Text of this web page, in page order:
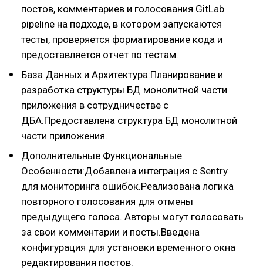
постов, комментариев и голосования.GitLab
pipeline на подходе, в котором запускаются
тесты, проверяется форматирование кода и
предоставляется отчет по тестам.
База Данных и Архитектура:Планирование и
разработка структуры БД монолитной части
приложения в сотрудничестве с
ДБА.Предоставлена структура БД монолитной
части приложения.
Дополнительные Функциональные
Особенности:Добавлена интеграция с Sentry
для мониторинга ошибок.Реализована логика
повторного голосования для отмены
предыдущего голоса. Авторы могут голосовать
за свои комментарии и посты.Введена
конфигурация для установки временного окна
редактирования постов.